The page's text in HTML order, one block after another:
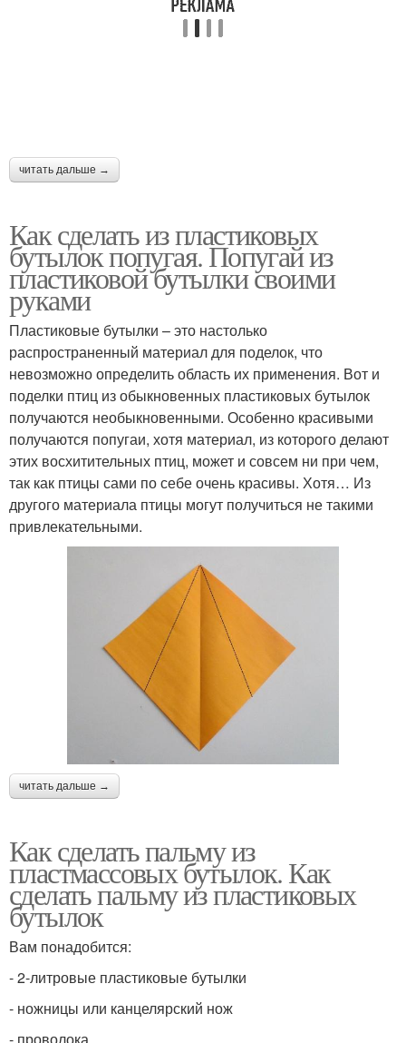
читать дальше →
Как сделать из пластиковых
бутылок попугая. Попугай из
пластиковой бутылки своими
руками
Пластиковые бутылки – это настолько
распространенный материал для поделок, что
невозможно определить область их применения. Вот и
поделки птиц из обыкновенных пластиковых бутылок
получаются необыкновенными. Особенно красивыми
получаются попугаи, хотя материал, из которого делают
этих восхитительных птиц, может и совсем ни при чем,
так как птицы сами по себе очень красивы. Хотя… Из
другого материала птицы могут получиться не такими
привлекательными.
читать дальше →
Как сделать пальму из
пластмассовых бутылок. Как
сделать пальму из пластиковых
бутылок
Вам понадобится:
- 2-литровые пластиковые бутылки
- ножницы или канцелярский нож